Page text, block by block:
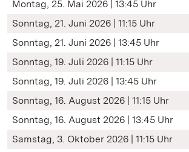
Montag, 25. Mai 2026 | 13:45 Uhr
Sonntag, 21. Juni 2026 | 11:15 Uhr
Sonntag, 21. Juni 2026 | 13:45 Uhr
Sonntag, 19. Juli 2026 | 11:15 Uhr
Sonntag, 19. Juli 2026 | 13:45 Uhr
Sonntag, 16. August 2026 | 11:15 Uhr
Sonntag, 16. August 2026 | 13:45 Uhr
Samstag, 3. Oktober 2026 | 11:15 Uhr